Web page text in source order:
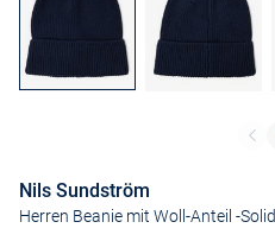
Nils Sundström
Herren Beanie mit Woll-Anteil -Solid